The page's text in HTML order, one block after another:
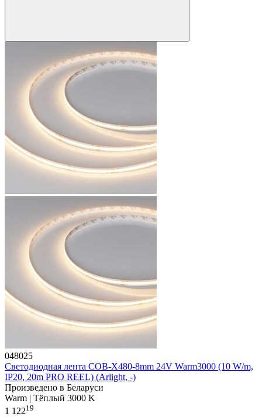
048025
Светодиодная лента COB-X480-8mm 24V Warm3000 (10 W/m,
IP20, 20m PRO REEL) (Arlight, -)
Произведено в Беларуси
Warm | Тёплый 3000 K
1 12219